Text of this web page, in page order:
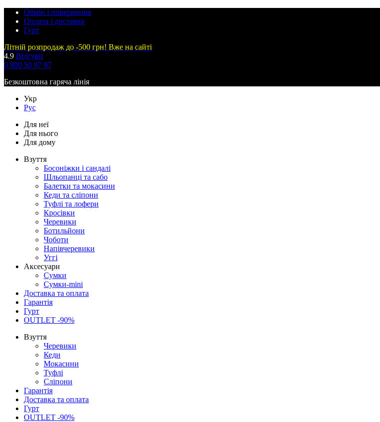
Обмін і повернення
Оплата і доставка
Гурт
Літній розпродаж до -500 грн! Вже на сайті
4.9 Відгуки
0 800 50 97 97
Безкоштовна гаряча лінія
Укр
Рус
Для неї
Для нього
Для дому
Взуття
Босоніжки і сандалі
Шльопанці та сабо
Балетки та мокасини
Кеди та сліпони
Туфлі та лофери
Кросівки
Черевики
Ботильйони
Чоботи
Напівчеревики
Уггі
Аксесуари
Сумки
Сумки-mini
Доставка та оплата
Гарантія
Гурт
OUTLET -90%
Взуття
Черевики
Кеди
Мокасини
Туфлі
Сліпони
Гарантія
Доставка та оплата
Гурт
OUTLET -90%